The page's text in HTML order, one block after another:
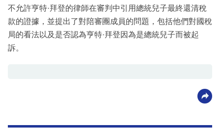
不允許亨特·拜登的律師在審判中引用總統兒子最終還清稅
款的證據，並提出了對陪審團成員的問題，包括他們對國稅
局的看法以及是否認為亨特·拜登因為是總統兒子而被起
訴。